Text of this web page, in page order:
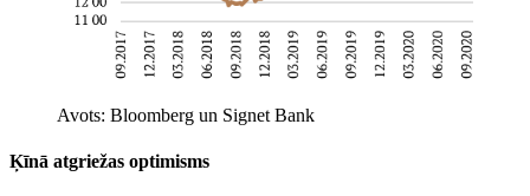
Avots: Bloomberg un Signet Bank
Ķīnā atgriežas optimisms